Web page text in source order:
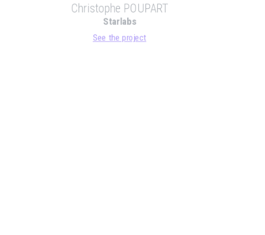
Christophe POUPART
Starlabs
See the project